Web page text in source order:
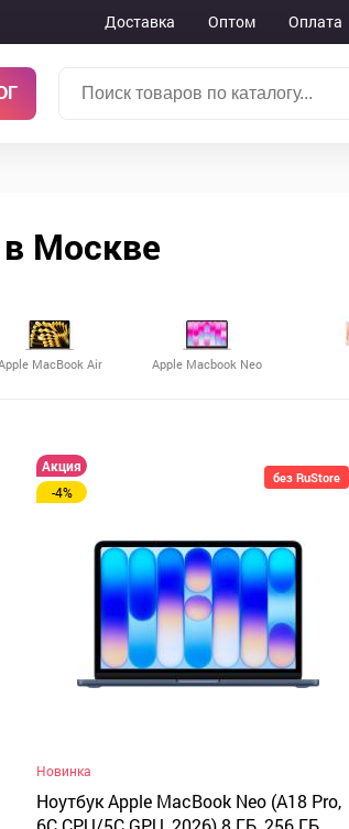
Доставка Оптом Оплата
Москве
MacBook Air Apple Macbook Neo
без RuStore
Акция
-4%
Новинка
Ноутбук Apple MacBook Neo (A18 Pro,